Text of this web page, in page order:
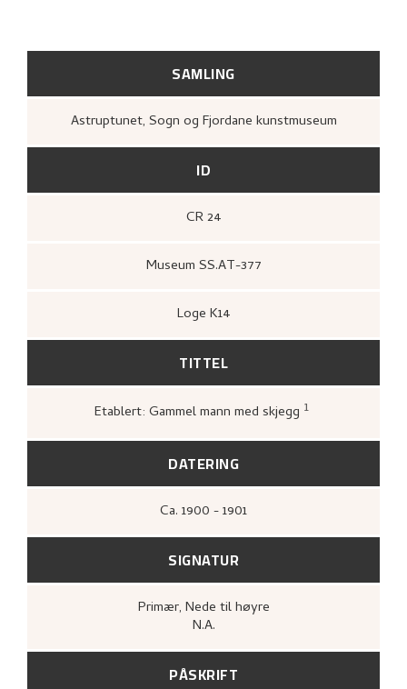
SAMLING
Astruptunet, Sogn og Fjordane kunstmuseum
ID
CR 24
Museum SS.AT-377
Loge K14
TITTEL
Etablert: Gammel mann med skjegg 1
1880–1928. Maleri, tegning, grafikk
A/S John Griegs Boktrykkeri, Bergens
kunstforening, 1980),
DATERING
Ca. 1900 - 1901
SIGNATUR
Primær, Nede til høyre
N.A.
PÅSKRIFT